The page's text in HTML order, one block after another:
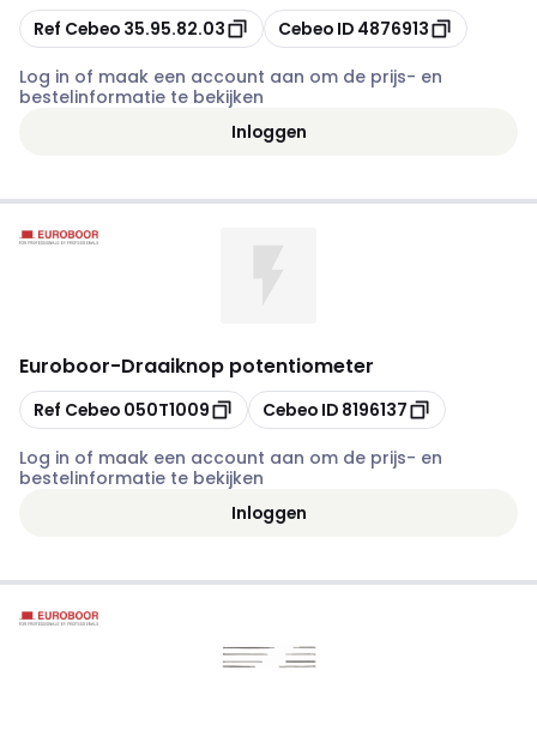
Kopiëren
Ref Cebeo 35.95.82.03 Kopiëren
Cebeo ID 4876913
Log in of maak een account aan om de prijs- en
bestelinformatie te bekijken
Inloggen
Euroboor-Draaiknop potentiometer
Kopiëren
Ref Cebeo 050T1009 Kopiëren
Cebeo ID 8196137
Log in of maak een account aan om de prijs- en
bestelinformatie te bekijken
Inloggen